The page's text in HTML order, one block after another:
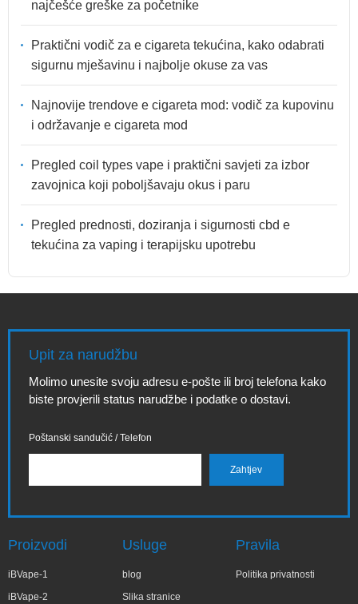
najčešće greške za početnike
Praktični vodič za e cigareta tekućina, kako odabrati
sigurnu mješavinu i najbolje okuse za vas
Najnovije trendove e cigareta mod: vodič za kupovinu
i održavanje e cigareta mod
Pregled coil types vape i praktični savjeti za izbor
zavojnica koji poboljšavaju okus i paru
Pregled prednosti, doziranja i sigurnosti cbd e
tekućina za vaping i terapijsku upotrebu
Upit za narudžbu
Molimo unesite svoju adresu e-pošte ili broj telefona kako
biste provjerili status narudžbe i podatke o dostavi.
Poštanski sandučić / Telefon
Proizvodi
iBVape-1
iBVape-2
Usluge
blog
Slika stranice
Pravila
Politika privatnosti